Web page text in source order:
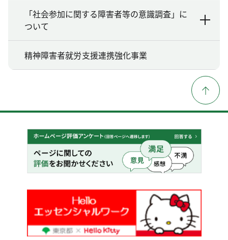
「社会参加に関する障害者等の意識調査」に
ついて
精神障害者就労支援連携強化事業